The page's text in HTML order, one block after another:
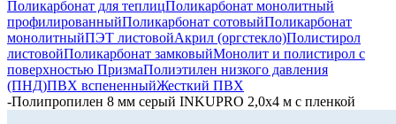
Поликарбонат для теплицПоликарбонат монолитный
профилированныйПоликарбонат сотовыйПоликарбонат
монолитныйПЭТ листовойАкрил (оргстекло)Полистирол
листовойПоликарбонат замковыйМонолит и полистирол с
поверхностью ПризмаПолиэтилен низкого давления
(ПНД)ПВХ вспененныйЖесткий ПВХ
-Полипропилен 8 мм серый INKUPRO 2,0х4 м с пленкой